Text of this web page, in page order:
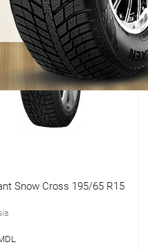
Snow Cross 195/65 R15